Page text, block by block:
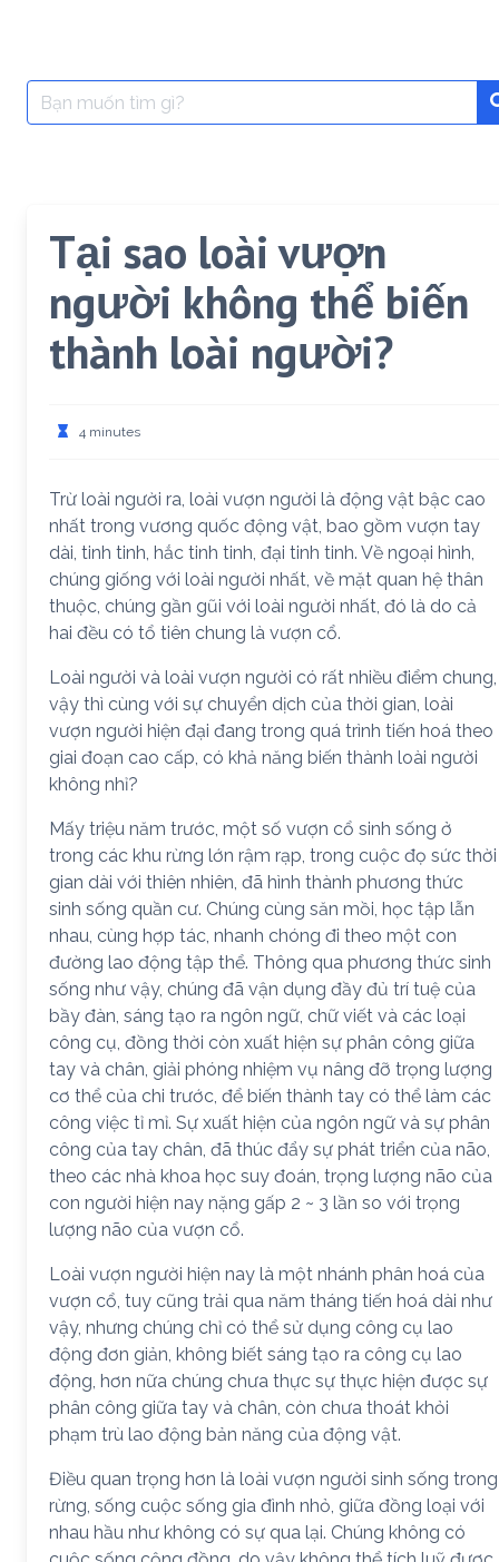
Search
for:
Tại sao loài vượn
người không thể biến
thành loài người?
4 minutes
Trừ loài người ra, loài vượn người là động vật bậc cao
nhất trong vương quốc động vật, bao gồm vượn tay
dài, tinh tinh, hắc tinh tinh, đại tinh tinh. Về ngoại hình,
chúng giống với loài người nhất, về mặt quan hệ thân
thuộc, chúng gần gũi với loài người nhất, đó là do cả
hai đều có tổ tiên chung là vượn cổ.
Loài người và loài vượn người có rất nhiều điểm chung,
vậy thì cùng với sự chuyển dịch của thời gian, loài
vượn người hiện đại đang trong quá trình tiến hoá theo
giai đoạn cao cấp, có khả năng biến thành loài người
không nhỉ?
Mấy triệu năm trước, một số vượn cổ sinh sống ở
trong các khu rừng lớn rậm rạp, trong cuộc đọ sức thời
gian dài với thiên nhiên, đã hình thành phương thức
sinh sống quần cư. Chúng cùng săn mồi, học tập lẫn
nhau, cùng hợp tác, nhanh chóng đi theo một con
đường lao động tập thể. Thông qua phương thức sinh
sống như vậy, chúng đã vận dụng đầy đủ trí tuệ của
bầy đàn, sáng tạo ra ngôn ngữ, chữ viết và các loại
công cụ, đồng thời còn xuất hiện sự phân công giữa
tay và chân, giải phóng nhiệm vụ nâng đỡ trọng lượng
cơ thể của chi trước, để biến thành tay có thể làm các
công việc tỉ mỉ. Sự xuất hiện của ngôn ngữ và sự phân
công của tay chân, đã thúc đẩy sự phát triển của não,
theo các nhà khoa học suy đoán, trọng lượng não của
con người hiện nay nặng gấp 2 ~ 3 lần so với trọng
lượng não của vượn cổ.
Loài vượn người hiện nay là một nhánh phân hoá của
vượn cổ, tuy cũng trải qua năm tháng tiến hoá dài như
vậy, nhưng chúng chỉ có thể sử dụng công cụ lao
động đơn giản, không biết sáng tạo ra công cụ lao
động, hơn nữa chúng chưa thực sự thực hiện được sự
phân công giữa tay và chân, còn chưa thoát khỏi
phạm trù lao động bản năng của động vật.
Điều quan trọng hơn là loài vượn người sinh sống trong
rừng, sống cuộc sống gia đình nhỏ, giữa đồng loại với
nhau hầu như không có sự qua lại. Chúng không có